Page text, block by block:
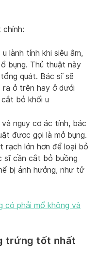
chính:
lành tính khi siêu âm,
bụng. Thủ thuật này
quát. Bác sĩ sẽ
ở trên hay ở dưới
bỏ khối u
và nguy cơ ác tính, bác
được gọi là mở bụng.
rạch lớn hơn để loại bỏ
sĩ cần cắt bỏ buồng
bị ảnh hưởng, như tử
có phải mổ không và
trứng tốt nhất